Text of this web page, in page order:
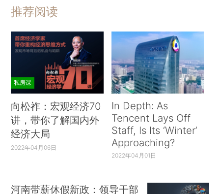
推荐阅读
私房课
向松祚：宏观经济70
讲，带你了解国内外
经济大局
2022年04月06日
In Depth: As
Tencent Lays Off
Staff, Is Its ‘Winter’
Approaching?
2022年04月01日
河南带薪休假新政：领导干部